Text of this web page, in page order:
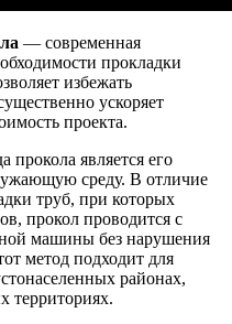
— современная
прокладки
избежать
ускоряет
проекта.
является его
среду. В отличие
труб, при которых
прокол проводится с
машины без нарушения
метод подходит для
районах,
территориях.